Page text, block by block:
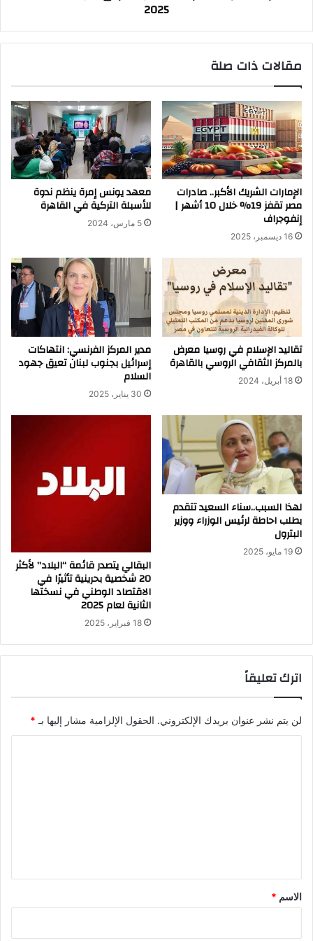
2025
مقالات ذات صلة
الإمارات الشريك الأكبر.. صادرات
مصر تقفز 19% خلال 10 أشهر |
إنفوجراف
16 ديسمبر، 2025
معهد يونس إمرة ينظم ندوة
للأسبلة التركية في القاهرة
5 مارس، 2024
تقاليد الإسلام في روسيا معرض
بالمركز الثقافي الروسي بالقاهرة
18 أبريل، 2024
مدير المركز الفرنسي: انتهاكات
إسرائيل بجنوب لبنان تعيق جهود
السلام
30 يناير، 2025
لهذا السبب..سناء السعيد تتقدم
بطلب احاطة لرئيس الوزراء ووزير
البترول
19 مايو، 2025
البقالي يتصدر قائمة “البلاد” لأكثر
20 شخصية بحرينية تأثيرًا في
الاقتصاد الوطني في نسختها
الثانية لعام 2025
18 فبراير، 2025
اترك تعليقاً
لن يتم نشر عنوان بريدك الإلكتروني. الحقول الإلزامية مشار إليها بـ *
*
الاسم *